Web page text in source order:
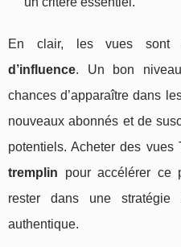
En clair, les vues sont
d’influence. Un bon
chances d’apparaître dans
nouveaux abonnés et de
potentiels. Acheter des vues
tremplin pour accélérer ce
rester dans une
authentique.